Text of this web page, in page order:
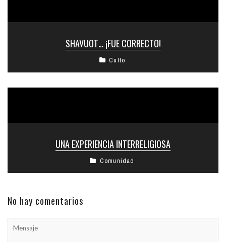
SHAVUOT… ¡FUE CORRECTO!
Culto
UNA EXPERIENCIA INTERRELIGIOSA
Comunidad
No hay comentarios